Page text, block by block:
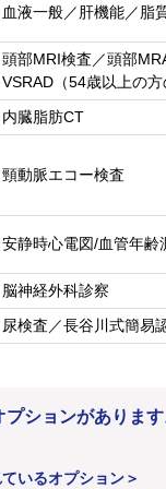
血液一般／肝機能／脂
頭部MRI検査／頭部
VSRAD（54歳以上の方
内臓脂肪CT
頸動脈エコー検査
安静時心電図/血管年齢
脳神経外科診察
尿検査／長谷川式簡易
プションがありま
いるオプション＞